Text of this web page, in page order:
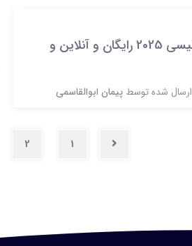
تعیین سطح زبان انگلیسی 2025 رایگان و آنلاین و
ارسال شده توسط پیمان ابوالقاسمی
1
2